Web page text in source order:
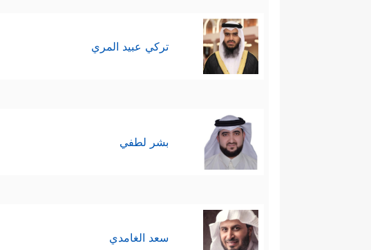
تركي عبيد المري
بشر لطفي
سعد الغامدي